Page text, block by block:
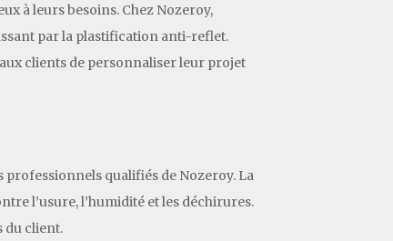
à leurs besoins. Chez Nozeroy,
par la plastification anti-reflet.
clients de personnaliser leur projet
qualifiés de Nozeroy. La
l’usure, l’humidité et les déchirures.
du client.